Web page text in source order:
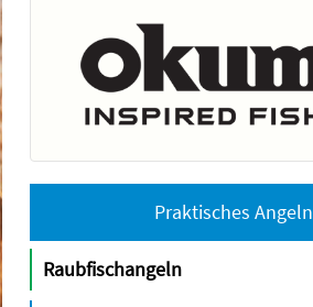
Praktisches Angeln
Raubfischangeln